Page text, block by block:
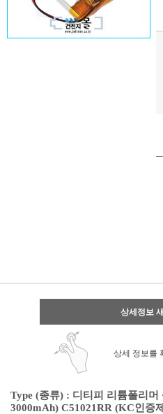
상세정보
상세 정보를
Type (종류) : 디티피 리튬폴리머
3000mAh) C51021RR (KC인증